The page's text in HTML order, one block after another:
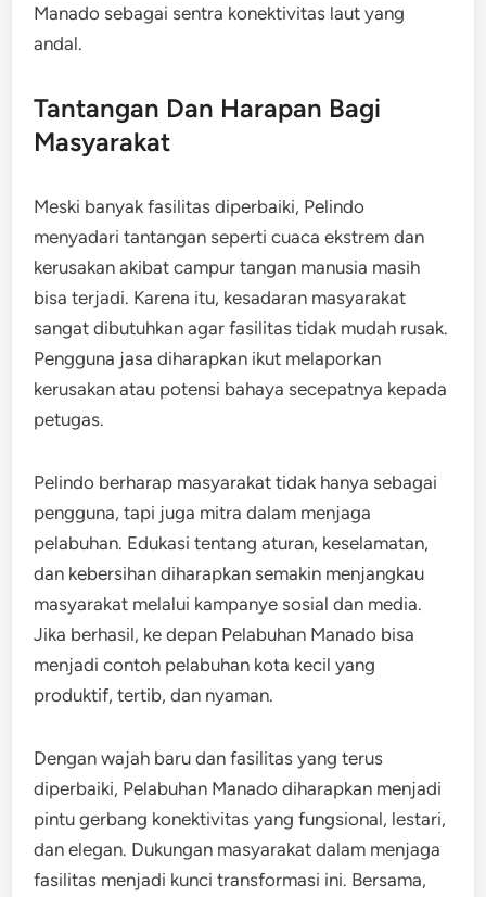
Manado sebagai sentra konektivitas laut yang
andal.
Tantangan Dan Harapan Bagi
Masyarakat
Meski banyak fasilitas diperbaiki, Pelindo
menyadari tantangan seperti cuaca ekstrem dan
kerusakan akibat campur tangan manusia masih
bisa terjadi. Karena itu, kesadaran masyarakat
sangat dibutuhkan agar fasilitas tidak mudah rusak.
Pengguna jasa diharapkan ikut melaporkan
kerusakan atau potensi bahaya secepatnya kepada
petugas.
Pelindo berharap masyarakat tidak hanya sebagai
pengguna, tapi juga mitra dalam menjaga
pelabuhan. Edukasi tentang aturan, keselamatan,
dan kebersihan diharapkan semakin menjangkau
masyarakat melalui kampanye sosial dan media.
Jika berhasil, ke depan Pelabuhan Manado bisa
menjadi contoh pelabuhan kota kecil yang
produktif, tertib, dan nyaman.
Dengan wajah baru dan fasilitas yang terus
diperbaiki, Pelabuhan Manado diharapkan menjadi
pintu gerbang konektivitas yang fungsional, lestari,
dan elegan. Dukungan masyarakat dalam menjaga
fasilitas menjadi kunci transformasi ini. Bersama,